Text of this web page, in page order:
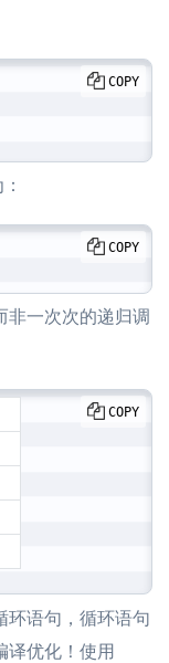
COPY
COPY
非一次次的递归调
COPY
环语句，循环语句
译优化！使用